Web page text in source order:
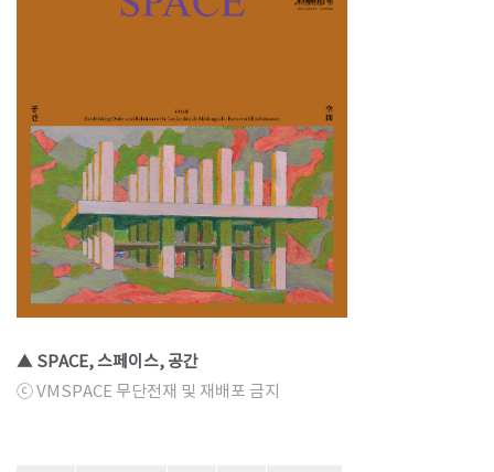
▲ SPACE, 스페이스, 공간
ⓒ VMSPACE 무단전재 및 재배포 금지